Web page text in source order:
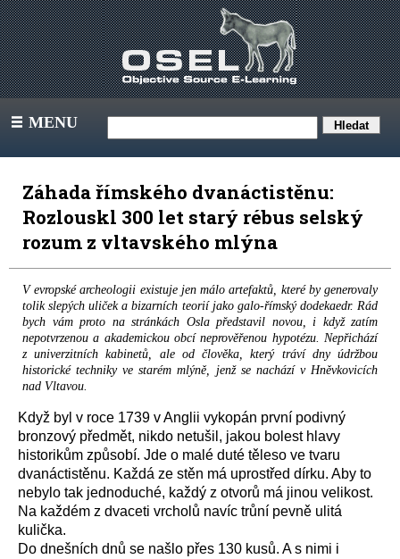
III MENU
Záhada římského dvanáctistěnu:
Rozlouskl 300 let starý rébus selský
rozum z vltavského mlýna
V evropské archeologii existuje jen málo artefaktů, které by generovaly
tolik slepých uliček a bizarních teorií jako galo-římský dodekaedr. Rád
bych vám proto na stránkách Osla představil novou, i když zatím
nepotvrzenou a akademickou obcí neprověřenou hypotézu. Nepřichází
z univerzitních kabinetů, ale od člověka, který tráví dny údržbou
historické techniky ve starém mlýně, jenž se nachází v Hněvkovicích
nad Vltavou.
Když byl v roce 1739 v Anglii vykopán první podivný
bronzový předmět, nikdo netušil, jakou bolest hlavy
historikům způsobí. Jde o malé duté těleso ve tvaru
dvanáctistěnu. Každá ze stěn má uprostřed dírku. Aby to
nebylo tak jednoduché, každý z otvorů má jinou velikost.
Na každém z dvaceti vrcholů navíc trůní pevně ulitá
kulička.
Do dnešních dnů se našlo přes 130 kusů. A s nimi i